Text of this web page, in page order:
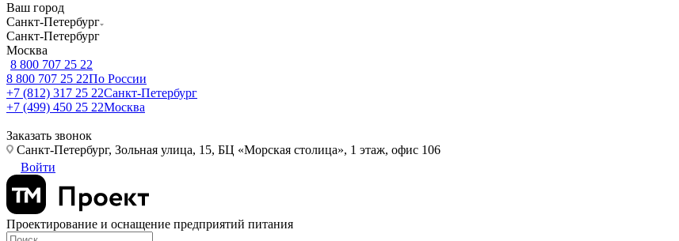
Ваш город
Санкт-Петербург
Санкт-Петербург
Москва
8 800 707 25 22
8 800 707 25 22По России
+7 (812) 317 25 22Санкт-Петербург
+7 (499) 450 25 22Москва
Заказать звонок
Санкт-Петербург, Зольная улица, 15, БЦ «Морская столица», 1 этаж, офис 106
Войти
Проектирование и оснащение предприятий питания